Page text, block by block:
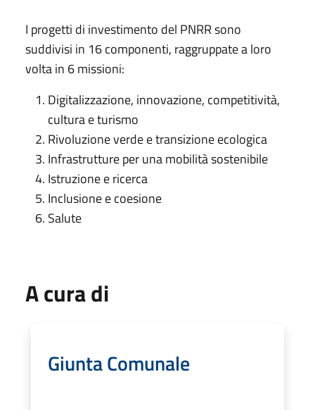
I progetti di investimento del PNRR sono
suddivisi in 16 componenti, raggruppate a loro
volta in 6 missioni:
Digitalizzazione, innovazione, competitività,
cultura e turismo
Rivoluzione verde e transizione ecologica
Infrastrutture per una mobilità sostenibile
Istruzione e ricerca
Inclusione e coesione
Salute
A cura di
Giunta Comunale